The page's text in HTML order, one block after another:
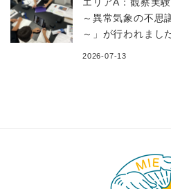
～異常気象の不思
～」が行われまし
2026-07-13